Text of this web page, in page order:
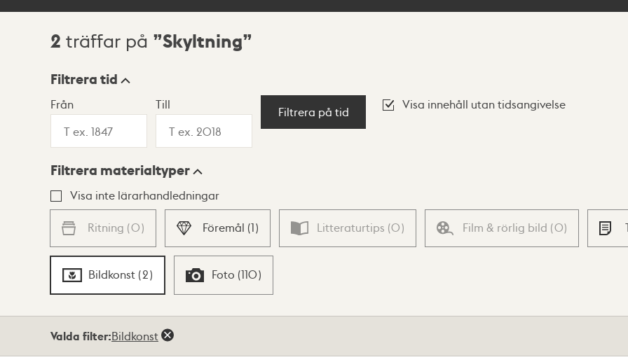
Sökresultat
2 träffar på Skyltning
Visningsläge
Lista Karta
Filtrera tid
Från Till
Filtrera på tid
Visa innehåll utan tidsangivelse
Filtrera materialtyper
Visa inte lärarhandledningar
Ritning (0) Föremål (1) Litteraturtips (0) Film & rörlig bild (0)
Bildkonst (2) Foto (110)
Valda filter:Bildkonst